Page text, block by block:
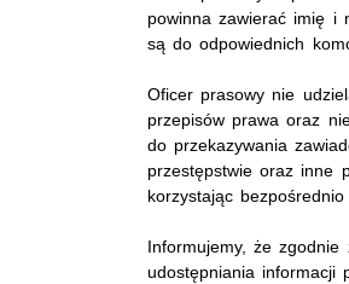
powinna zawierać imię i
są do odpowiednich
Oficer prasowy nie
przepisów prawa oraz
do przekazywania
przestępstwie oraz inne
korzystając
Informujemy, że
udostępniania informacji